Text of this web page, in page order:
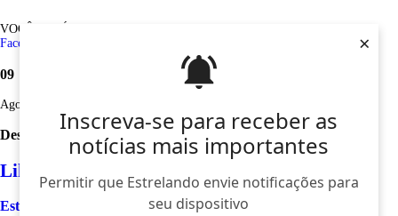
Inscreva-se para receber as
notícias mais importantes
Permitir que Estrelando envie notificações para
seu dispositivo
×
VOCÊ ESTÁ AQUI: Tag /
Facebook
09
Ago
Desculpe, não foi encontrado nenhum registro sobre: balada
Like
Estrelando